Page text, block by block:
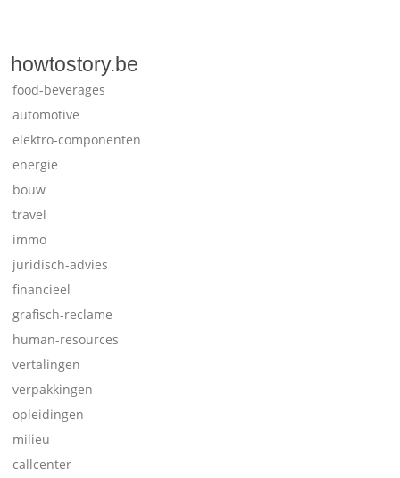
howtostory.be
food-beverages
automotive
elektro-componenten
energie
bouw
travel
immo
juridisch-advies
financieel
grafisch-reclame
human-resources
vertalingen
verpakkingen
opleidingen
milieu
callcenter